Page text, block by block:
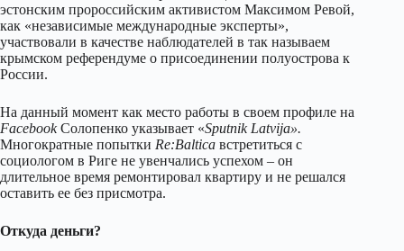
эстонским пророссийским активистом Максимом Ревой,
как «независимые международные эксперты»,
участвовали в качестве наблюдателей в так называем
крымском референдуме о присоединении полуострова к
России.
На данный момент как место работы в своем профиле на
FacebookСолопенко указывает «Sputnik Latvija».
Многократные попытки Re:Baltica встретиться с
социологом в Риге не увенчались успехом – он
длительное время ремонтировал квартиру и не решался
оставить ее без присмотра.
Откуда деньги?